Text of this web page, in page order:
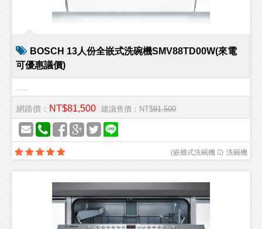
BOSCH 13人份全嵌式洗碗機SMV88TD00W(來電
可優惠議價)
網路價： NT$81,500 建議售價：NT$81,500
洗碗機
(嵌櫃式洗碗機 )